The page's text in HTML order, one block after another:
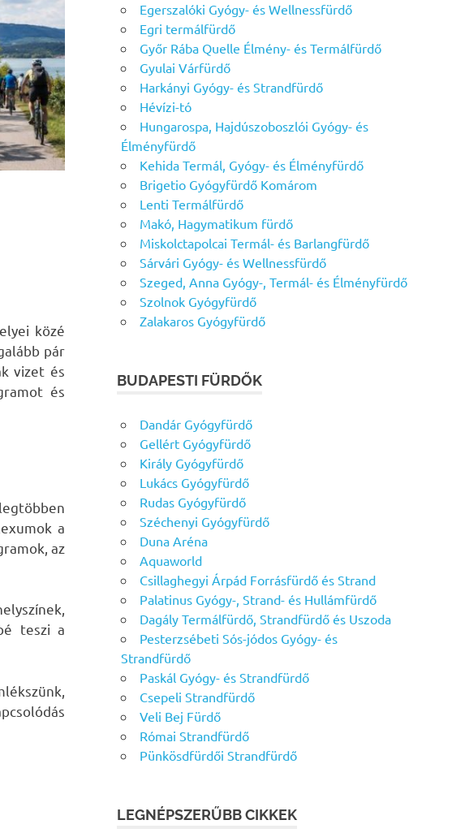
közé
pár
vizet és
és
a
az
teszi a
Egerszalóki Gyógy- és Wellnessfürdő
Egri termálfürdő
Győr Rába Quelle Élmény- és Termálfürdő
Gyulai Várfürdő
Harkányi Gyógy- és Strandfürdő
Hévízi-tó
Hungarospa, Hajdúszoboszlói Gyógy- és
Élményfürdő
Kehida Termál, Gyógy- és Élményfürdő
Brigetio Gyógyfürdő Komárom
Lenti Termálfürdő
Makó, Hagymatikum fürdő
Miskolctapolcai Termál- és Barlangfürdő
Sárvári Gyógy- és Wellnessfürdő
Szeged, Anna Gyógy-, Termál- és Élményfürdő
Szolnok Gyógyfürdő
Zalakaros Gyógyfürdő
BUDAPESTI FÜRDŐK
Dandár Gyógyfürdő
Gellért Gyógyfürdő
Király Gyógyfürdő
Lukács Gyógyfürdő
Rudas Gyógyfürdő
Széchenyi Gyógyfürdő
Duna Aréna
Aquaworld
Csillaghegyi Árpád Forrásfürdő és Strand
Palatinus Gyógy-, Strand- és Hullámfürdő
Dagály Termálfürdő, Strandfürdő és Uszoda
Pesterzsébeti Sós-jódos Gyógy- és
Strandfürdő
Paskál Gyógy- és Strandfürdő
Csepeli Strandfürdő
Veli Bej Fürdő
Római Strandfürdő
Pünkösdfürdői Strandfürdő
LEGNÉPSZERŰBB CIKKEK